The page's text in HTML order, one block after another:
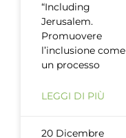
“Including
Jerusalem.
Promuovere
l’inclusione come
un processo
LEGGI DI PIÙ
20 Dicembre